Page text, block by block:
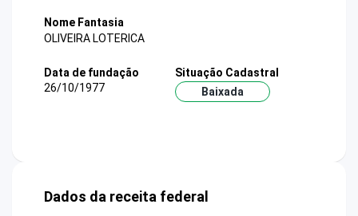
Nome Fantasia
OLIVEIRA LOTERICA
Data de fundação
26/10/1977
Situação Cadastral
Baixada
Dados da receita federal